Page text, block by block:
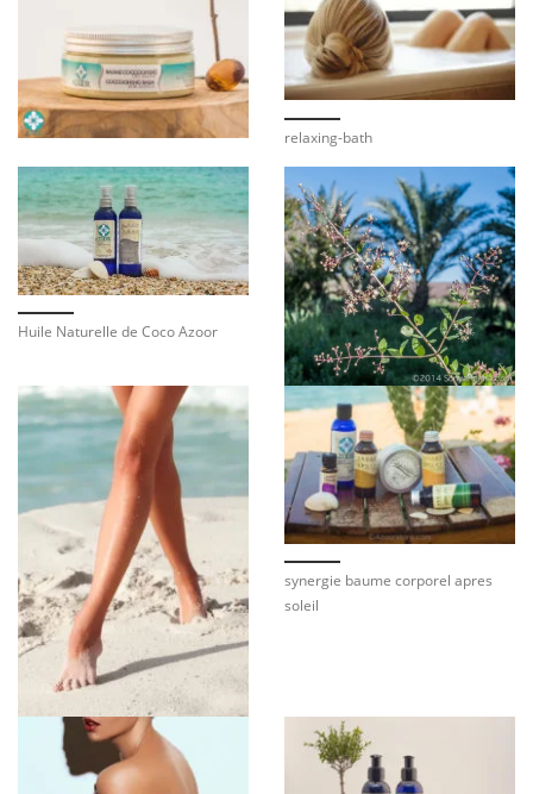
relaxing-bath
Huile Naturelle de Coco Azoor
synergie baume corporel apres
soleil